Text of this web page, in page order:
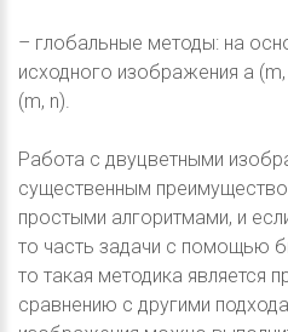
– глобальные методы: на
исходного изображения a
(m, n).
Работа с двуцветными
существенным
простыми алгоритмами, и
то часть задачи с помощью
то такая методика является
сравнению с другими